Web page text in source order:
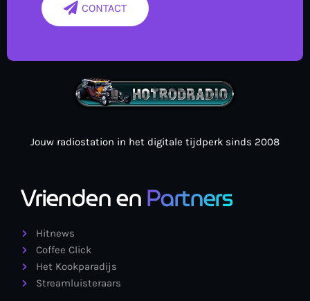
CONTACT
Jouw radiostation in het digitale tijdperk sinds 2008
Vrienden enPartners
Hitnews
Coffee Click
Het Kookparadijs
Streamluisteraars